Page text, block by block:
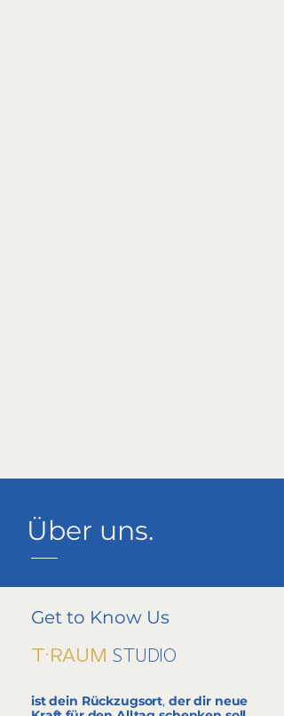
Über uns.
Get to Know Us
T·RAUM STUDIO
ist dein Rückzugsort, der dir neue